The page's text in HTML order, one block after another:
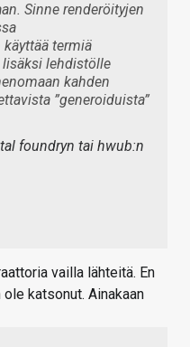
Sinne renderöityjen
termiä
lisäksi lehdistölle
kahden
”generoiduista”
foundryn tai hwub:n
vailla lähteitä. En
katsonut. Ainakaan